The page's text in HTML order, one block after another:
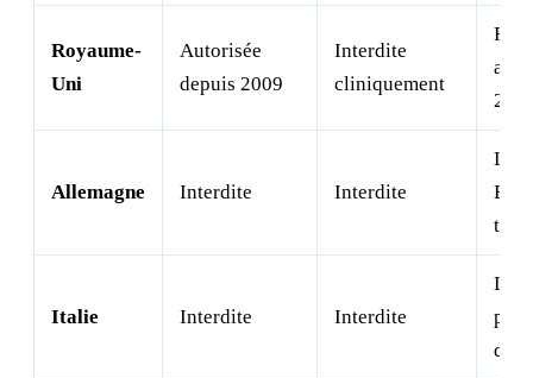
Royaume-
Uni
Autorisée
depuis 2009
Interdite
cliniquement
FIV
Allemagne Interdite Interdite
Loi
très
Italie Interdite Interdite